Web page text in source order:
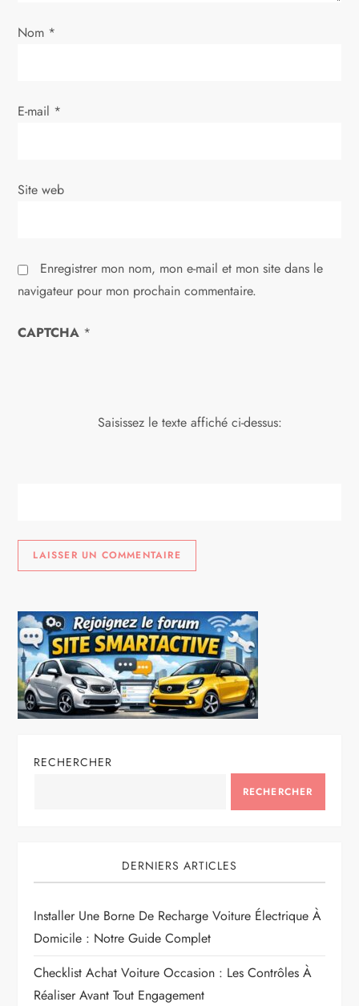
a
t
c
e
Nom *
E-mail *
Site web
Enregistrer mon nom, mon e-mail et mon site dans le
navigateur pour mon prochain commentaire.
CAPTCHA *
Saisissez le texte affiché ci-dessus:
RECHERCHER
RECHERCHER
DERNIERS ARTICLES
Installer Une Borne De Recharge Voiture Électrique À
Domicile : Notre Guide Complet
Checklist Achat Voiture Occasion : Les Contrôles À
Réaliser Avant Tout Engagement